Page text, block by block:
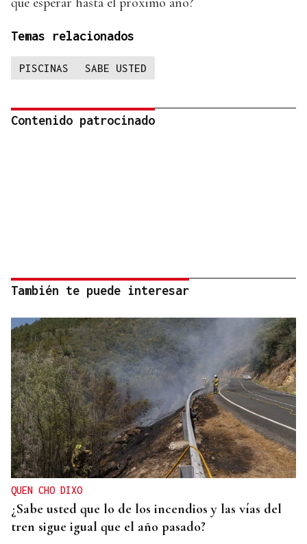
Temas relacionados
PISCINAS SABE USTED
Contenido patrocinado
También te puede interesar
QUEN CHO DIXO
¿Sabe usted que lo de los incendios y las vías del
tren sigue igual que el año pasado?